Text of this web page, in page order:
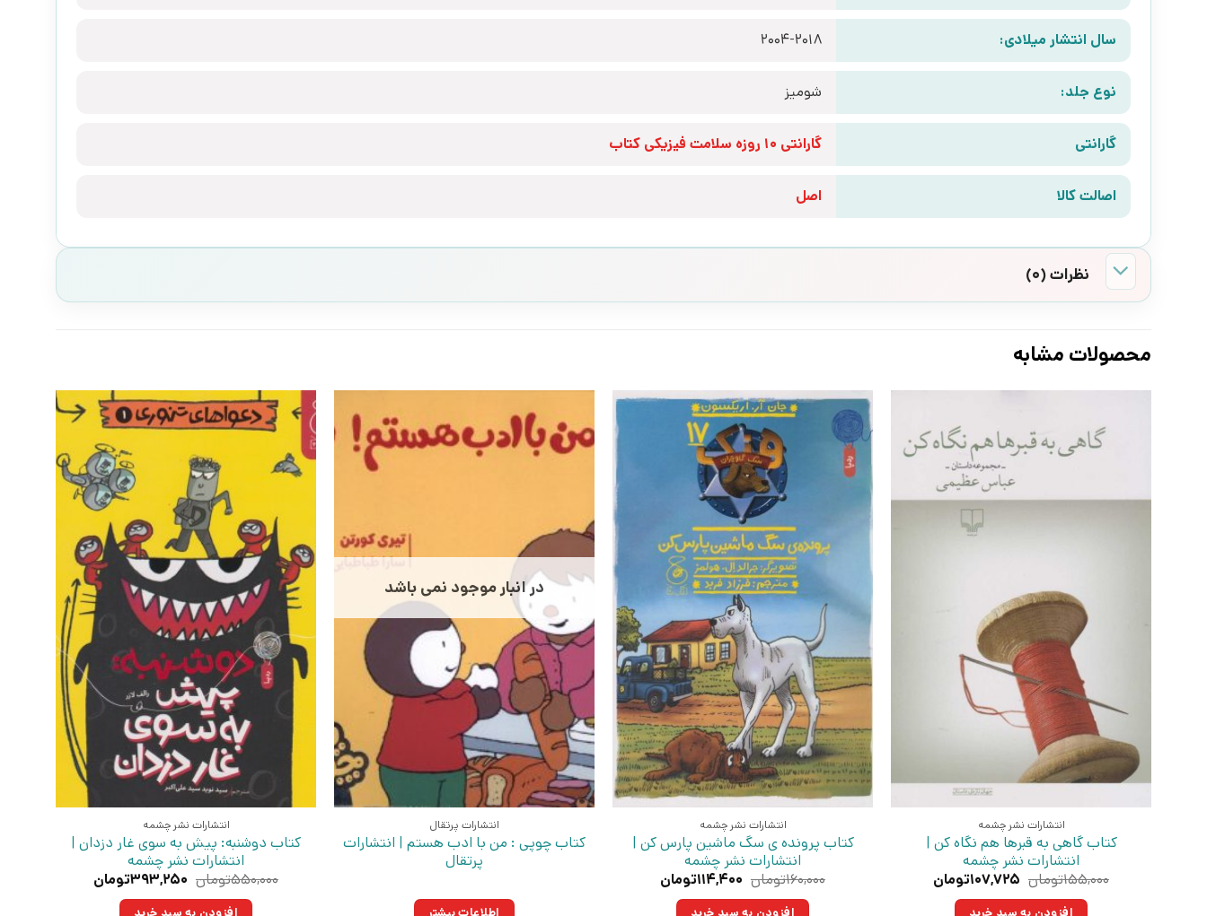
سال انتشار میلادی: 2004-2018
نوع جلد: شومیز
گارانتی گارانتی 10 روزه سلامت فیزیکی کتاب
اصالت کالا اصل
نظرات (0)
محصولات مشابه
انتشارات نشر چشمه
کتاب گاهی به قبرها هم نگاه کن |
انتشارات نشر چشمه
۱۵۵,۰۰۰تومان قیمت
۱۵۵,۰۰۰تومان
۱۰۷,۷۲۵تومانقیمت
انتشارات نشر چشمه
کتاب پرونده ی سگ ماشین پارس کن |
انتشارات نشر چشمه
۱۶۰,۰۰۰تومان قیمت
۱۶۰,۰۰۰تومان
۱۱۴,۴۰۰تومانقیمت
در انبار موجود نمی باشد
انتشارات پرتقال
کتاب چوپی : من با ادب هستم | انتشارات
پرتقال
انتشارات نشر چشمه
کتاب دوشنبه: پیش به سوی غار دزدان |
انتشارات نشر چشمه
۵۵۰,۰۰۰تومان قیمت
۵۵۰,۰۰۰تومان
۳۹۳,۲۵۰تومانقیمت